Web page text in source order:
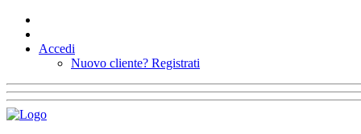
Accedi
Nuovo cliente? Registrati